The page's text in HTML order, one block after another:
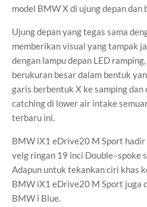
model BMW X di ujung depan dan
Ujung depan yang tegas sama
memberikan visual yang tampak
dengan lampu depan LED
berukuran besar dalam bentuk
garis berbentuk X ke samping
catching di lower air intake
terbaru ini.
BMW iX1 eDrive20 M Sport hadir
velg ringan 19 inci Double–spoke
Adapun untuk tekankan ciri khas
BMW iX1 eDrive20 M Sport juga
BMW i Blue.